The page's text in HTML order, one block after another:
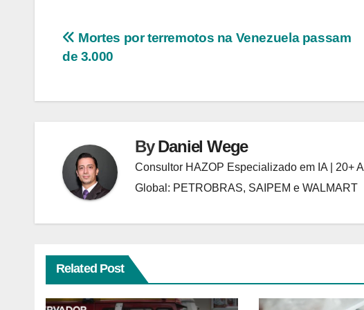
Navegação
Post
Mortes por terremotos na Venezuela passam
de 3.000
ByDaniel Wege
Consultor HAZOP Especializado em IA | 20+
Global: PETROBRAS, SAIPEM e WALMART
Related Post